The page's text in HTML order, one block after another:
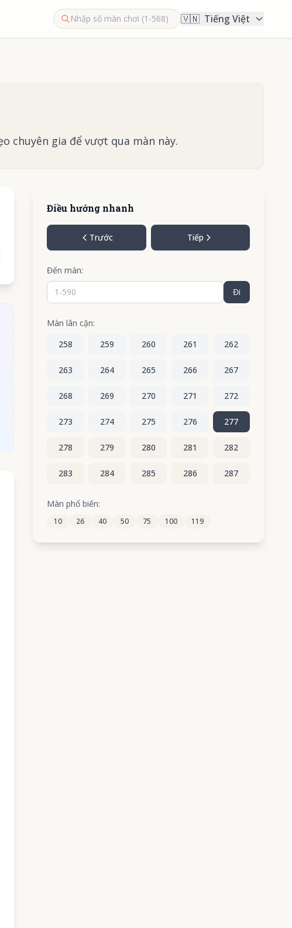
🇻🇳 Tiếng Việt
chuyên gia để vượt qua màn này.
Điều hướng nhanh
Trước Tiếp
Đến màn:
Đi
Màn lân cận:
258
259 260 261 262
263 264 265 266 267
268 269 270 271 272
273 274 275 276 277
278 279 280 281 282
283 284 285 286 287
288
293 294 295 296
Màn phổ biến:
10 26 40 50 75 100 119